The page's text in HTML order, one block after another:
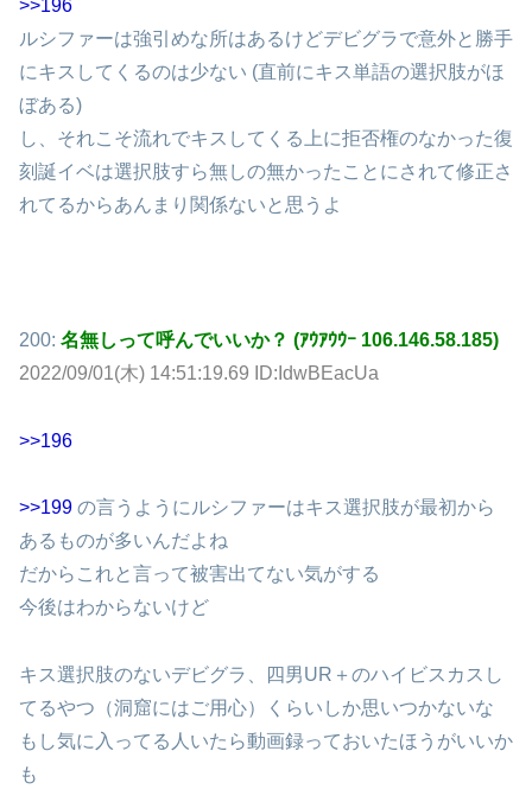
>>196
ルシファーは強引めな所はあるけどデビグラで意外と勝手
にキスしてくるのは少ない (直前にキス単語の選択肢がほ
ぼある)
し、それこそ流れでキスしてくる上に拒否権のなかった復
刻誕イベは選択肢すら無しの無かったことにされて修正さ
れてるからあんまり関係ないと思うよ
200: 名無しって呼んでいいか？ (ｱｳｱｳｳｰ 106.146.58.185)
2022/09/01(木) 14:51:19.69 ID:IdwBEacUa
>>196
>>199 の言うようにルシファーはキス選択肢が最初から
あるものが多いんだよね
だからこれと言って被害出てない気がする
今後はわからないけど
キス選択肢のないデビグラ、四男UR＋のハイビスカスし
てるやつ（洞窟にはご用心）くらいしか思いつかないな
もし気に入ってる人いたら動画録っておいたほうがいいか
も